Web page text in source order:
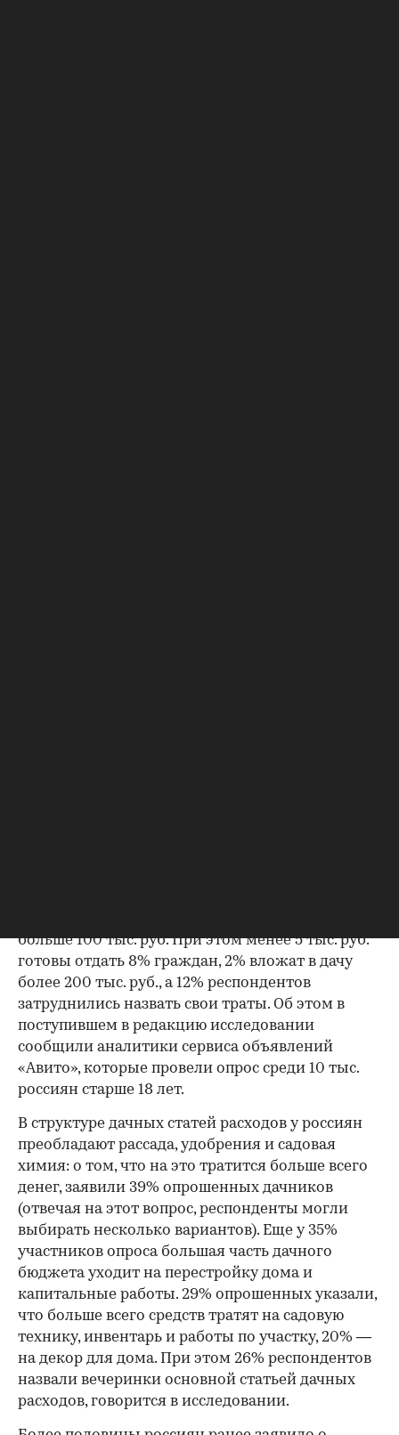
больше 100 тыс. руб. При этом менее 5 тыс. руб.
готовы отдать 8% граждан, 2% вложат в дачу
более 200 тыс. руб., а 12% респондентов
затруднились назвать свои траты. Об этом в
поступившем в редакцию исследовании
сообщили аналитики сервиса объявлений
«Авито», которые провели опрос среди 10 тыс.
россиян старше 18 лет.
В структуре дачных статей расходов у россиян
преобладают рассада, удобрения и садовая
химия: о том, что на это тратится больше всего
денег, заявили 39% опрошенных дачников
(отвечая на этот вопрос, респонденты могли
выбирать несколько вариантов). Еще у 35%
участников опроса большая часть дачного
бюджета уходит на перестройку дома и
капитальные работы. 29% опрошенных указали,
что больше всего средств тратят на садовую
технику, инвентарь и работы по участку, 20% —
на декор для дома. При этом 26% респондентов
назвали вечеринки основной статьей дачных
расходов, говорится в исследовании.